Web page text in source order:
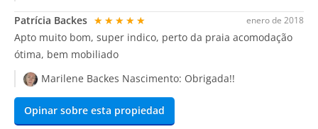
enero de 2018
Patrícia Backes ★★★★★
Apto muito bom, super indico, perto da praia acomodação
ótima, bem mobiliado
Marilene Backes Nascimento: Obrigada!!
Opinar sobre esta propiedad